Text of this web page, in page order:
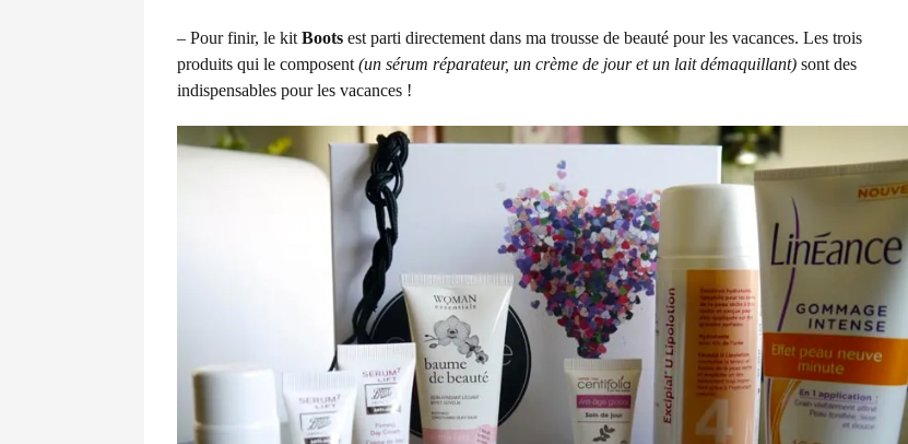
– Pour finir, le kit Boots est parti directement dans ma trousse de beauté pour les vacances. Les trois
produits qui le composent (un sérum réparateur, un crème de jour et un lait démaquillant) sont des
indispensables pour les vacances !